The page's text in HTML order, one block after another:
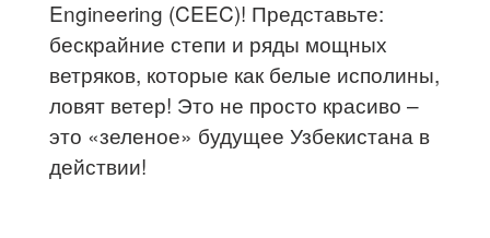
Engineering (CEEC)! Представьте:
бескрайние степи и ряды мощных
ветряков, которые как белые исполины,
ловят ветер! Это не просто красиво –
это «зеленое» будущее Узбекистана в
действии!